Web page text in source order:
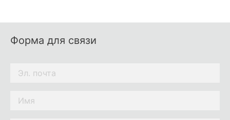
Форма для связи